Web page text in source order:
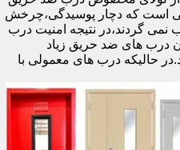
است که دچار پوسیدگی،چرخش
نمی گردند،در نتیجه امنیت درب
درب های ضد حریق زیاد
نیاز دارند.در حالیکه درب های معمولی با